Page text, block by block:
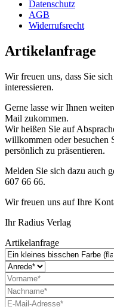
Datenschutz
AGB
Widerrufsrecht
Artikelanfrage
Wir freuen uns, dass Sie
interessieren.
Gerne lasse wir Ihnen
Mail zukommen.
Wir heißen Sie auf
willkommen oder besuchen
persönlich zu präsentieren.
Melden Sie sich dazu auch
607 66 66.
Wir freuen uns auf Ihre
Ihr Radius Verlag
Artikelanfrage